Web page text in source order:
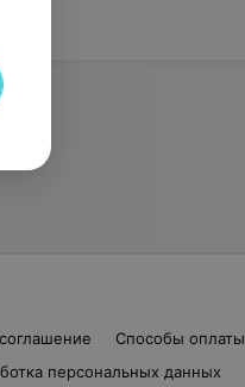
Способы оплаты
персональных данных